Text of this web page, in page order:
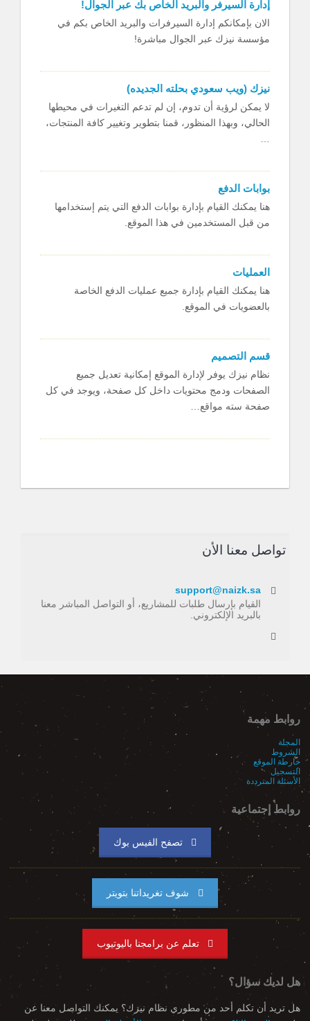
إدارة السيرفر والبريد الخاص بك عبر الجوال!
الان بإمكانكم إدارة السيرفرات والبريد الخاص بكم في
مؤسسة نيزك عبر الجوال مباشرة!
نيزك (ويب سعودي بحلته الجديده)
لا يمكن لرؤية أن تدوم، إن لم تدعم التغيرات في محيطها
الحالي، وبهذا المنظور، قمنا بتطوير وتغيير كافة المنتجات،
…
بوابات الدفع
هنا يمكنك القيام بإدارة بوابات الدفع التي يتم إستخدامها
من قبل المستخدمين في هذا الموقع.
العمليات
هنا يمكنك القيام بإدارة جميع عمليات الدفع الخاصة
بالعضويات في الموقع.
قسم التصميم
​نظام نيزك يوفر لإدارة الموقع إمكانية تعديل جميع
الصفحات ودمج محتويات داخل كل صفحة، ويوجد في كل
صفحة سته مواقع…
تواصل معنا الأن
support@naizk.sa
القيام بإرسال طلبات للمشاريع، أو التواصل المباشر معنا
بالبريد الإلكتروني.
روابط مهمة
المجلة
الشروط
خارطة الموقع
التسجيل
الأسئلة المترددة
روابط إجتماعية
تصفح الفيس بوك
شوف تغريداتنا بتويتر
تعلم عن برامجنا باليوتيوب
هل لديك سؤال؟
هل تريد أن تكلم أحد من مطوري نظام نيزك؟ يمكنك التواصل معنا عن